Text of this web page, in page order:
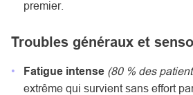
premier.
Troubles généraux et
Fatigue intense (80 % des
extrême qui survient sans effort